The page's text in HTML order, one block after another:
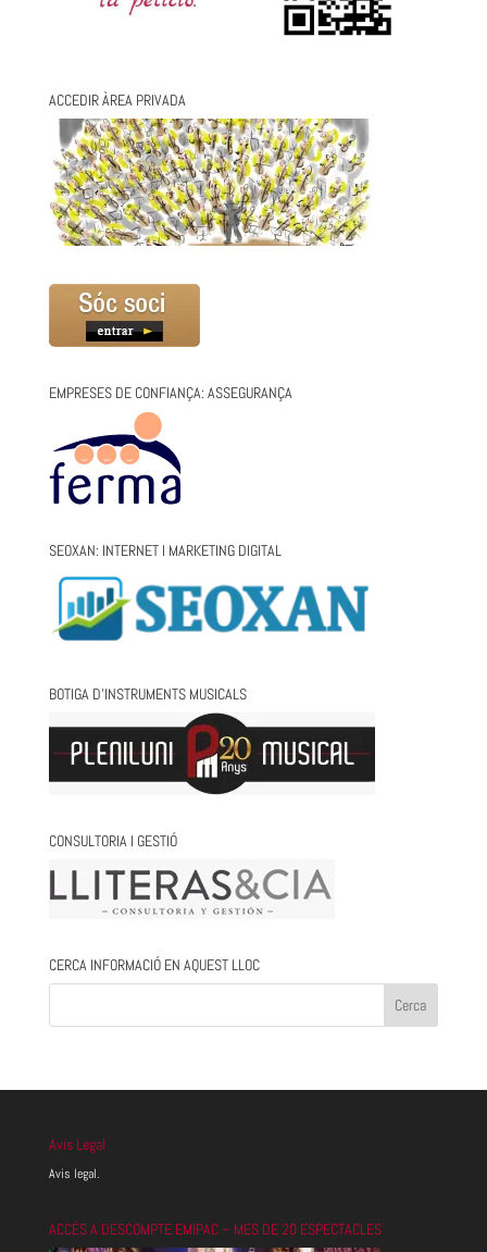
ACCEDIR ÀREA PRIVADA
EMPRESES DE CONFIANÇA: ASSEGURANÇA
SEOXAN: INTERNET I MARKETING DIGITAL
BOTIGA D’INSTRUMENTS MUSICALS
CONSULTORIA I GESTIÓ
CERCA INFORMACIÓ EN AQUEST LLOC
Avis Legal
Avis legal.
ACCÉS A DESCOMPTE EMIPAC – MES DE 20 ESPECTACLES